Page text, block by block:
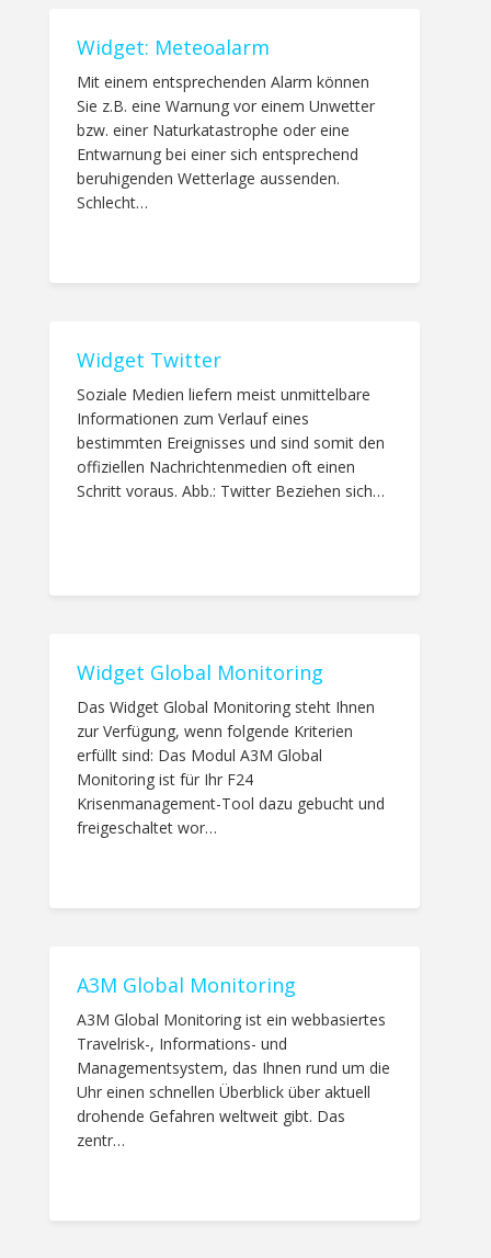
Widget: Meteoalarm
Mit einem entsprechenden Alarm können
Sie z.B. eine Warnung vor einem Unwetter
bzw. einer Naturkatastrophe oder eine
Entwarnung bei einer sich entsprechend
beruhigenden Wetterlage aussenden.
Schlecht…
Widget Twitter
Soziale Medien liefern meist unmittelbare
Informationen zum Verlauf eines
bestimmten Ereignisses und sind somit den
offiziellen Nachrichtenmedien oft einen
Schritt voraus. Abb.: Twitter Beziehen sich…
Widget Global Monitoring
Das Widget Global Monitoring steht Ihnen
zur Verfügung, wenn folgende Kriterien
erfüllt sind: Das Modul A3M Global
Monitoring ist für Ihr F24
Krisenmanagement-Tool dazu gebucht und
freigeschaltet wor…
A3M Global Monitoring
A3M Global Monitoring ist ein webbasiertes
Travelrisk-, Informations- und
Managementsystem, das Ihnen rund um die
Uhr einen schnellen Überblick über aktuell
drohende Gefahren weltweit gibt. Das
zentr…